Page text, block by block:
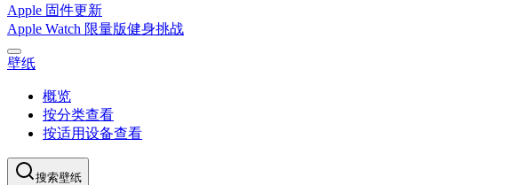
Apple 固件更新
Apple Watch 限量版健身挑战
壁纸
概览
按分类查看
按适用设备查看
搜索壁纸